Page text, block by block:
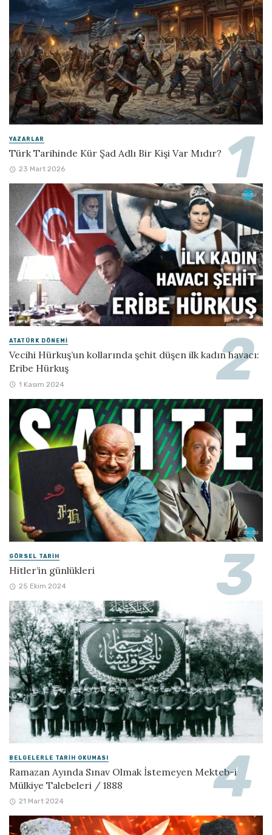
YAZARLAR
Türk Tarihinde Kür Şad Adlı Bir Kişi Var Mıdır?
23 Mart 2026
ATATÜRK DÖNEMI
Vecihi Hürkuş’un kollarında şehit düşen ilk kadın havacı:
Eribe Hürkuş
1 Kasım 2024
GÖRSEL TARIH
Hitler’in günlükleri
25 Ekim 2024
BELGELERLE TARIH OKUMASI
Ramazan Ayında Sınav Olmak İstemeyen Mekteb-i
Mülkiye Talebeleri / 1888
21 Mart 2024